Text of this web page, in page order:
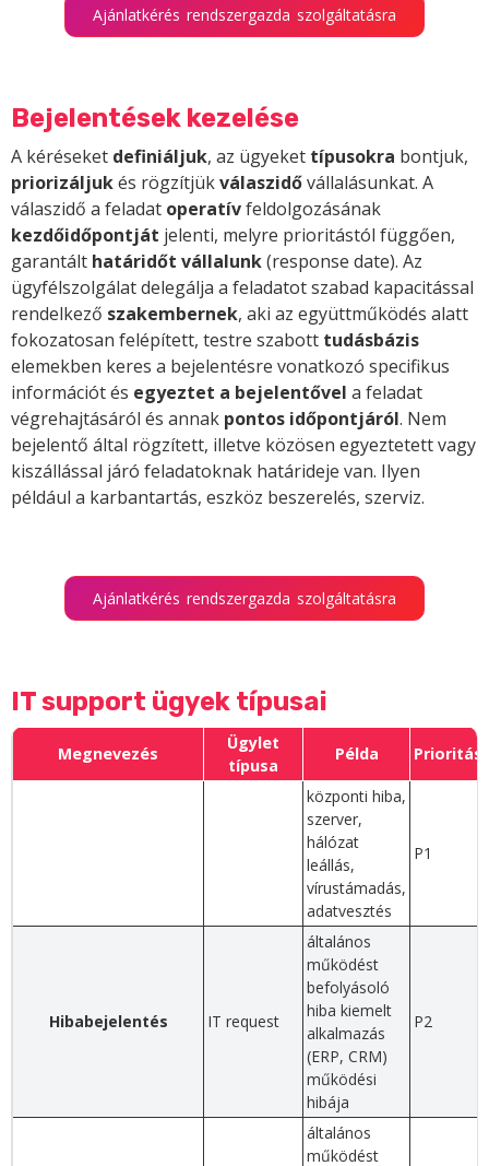
Ajánlatkérés rendszergazda szolgáltatásra
Bejelentések kezelése
A kéréseket definiáljuk, az ügyeket típusokra bontjuk,
priorizáljukés rögzítjükválaszidővállalásunkat. A
válaszidő a feladat operatívfeldolgozásának
kezdőidőpontját jelenti, melyre prioritástól függően,
garantált határidőt vállalunk(response date). Az
ügyfélszolgálat delegálja a feladatot szabad kapacitással
rendelkező szakembernek, aki az együttműködés alatt
fokozatosan felépített, testre szabott tudásbázis
elemekben keres a bejelentésre vonatkozó specifikus
információt és egyeztet a bejelentővel a feladat
végrehajtásáról és annak pontos időpontjáról. Nem
bejelentő által rögzített, illetve közösen egyeztetett vagy
kiszállással járó feladatoknak határideje van. Ilyen
például a karbantartás, eszköz beszerelés, szerviz.
Ajánlatkérés rendszergazda szolgáltatásra
IT support ügyek típusai
Megnevezés
Ügylet
típusa
Példa Prioritás
központi hiba,
szerver,
hálózat
leállás,
vírustámadás,
adatvesztés
P1
Hibabejelentés IT request
általános
működést
befolyásoló
hiba kiemelt
alkalmazás
(ERP, CRM)
működési
hibája
P2
általános
működést